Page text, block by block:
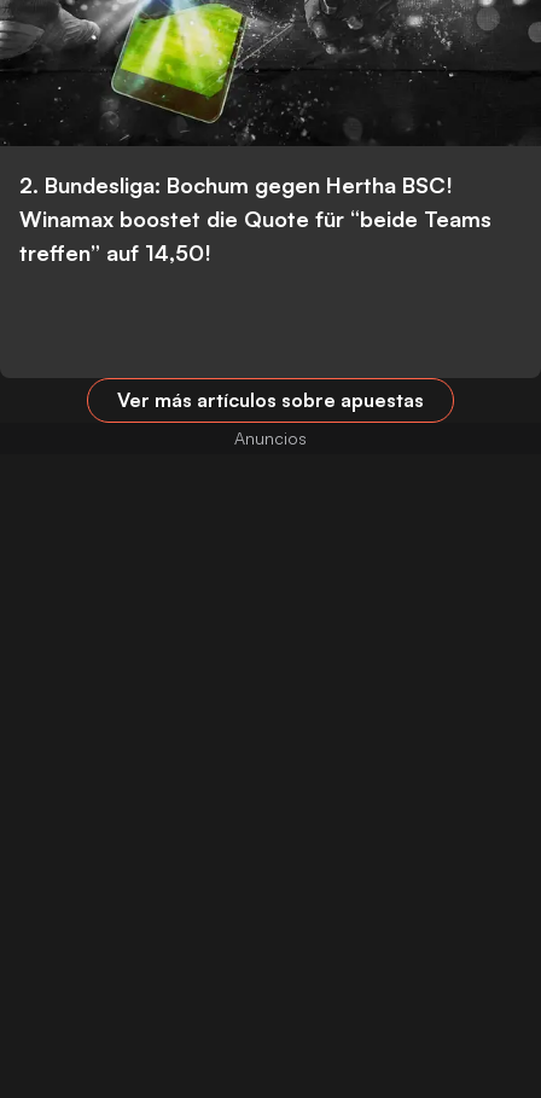
2. Bundesliga: Bochum gegen Hertha BSC!
Winamax boostet die Quote für “beide Teams
treffen” auf 14,50!
Ver más artículos sobre apuestas